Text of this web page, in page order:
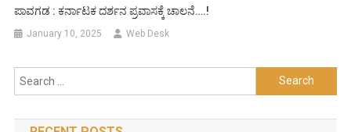
ಪಾವಗಡ : ಕರ್ನಾಟಕ ದರ್ಶನ ಪ್ರವಾಸಕ್ಕೆ ಚಾಲನೆ….!
January 10, 2025 Web Desk
Search
for: